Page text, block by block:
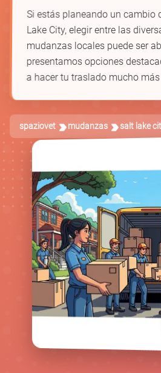
📦
Si estás planeando un cambio
Lake City, elegir entre las
mudanzas locales puede ser
presentamos opciones
a hacer tu traslado mucho
spaziovet mudanzas salt lake